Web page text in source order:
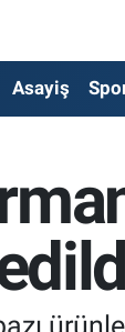
Asayiş